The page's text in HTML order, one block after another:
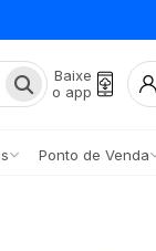
Baixe
o app
Ponto de Venda